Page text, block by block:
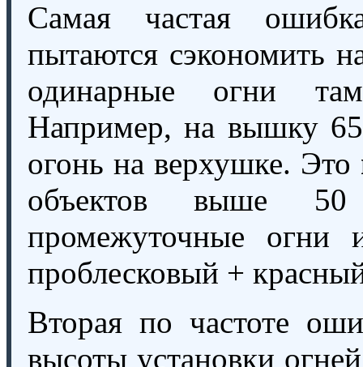
Самая частая
пытаются сэкономить
одинарные огни
Например, на вышку
огонь на верхушке. Это
объектов выше
промежуточные огни
проблесковый +
Вторая по частоте
высоты установки